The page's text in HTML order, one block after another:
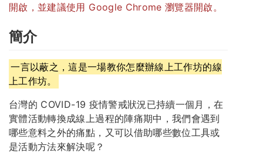
開啟，並建議使用 Google Chrome 瀏覽器開啟。
簡介
一言以蔽之，這是一場教你怎麼辦線上工作坊的線
上工作坊。
台灣的 COVID-19 疫情警戒狀況已持續一個月，在
實體活動轉換成線上過程的陣痛期中，我們會遇到
哪些意料之外的痛點，又可以借助哪些數位工具或
是活動方法來解決呢？